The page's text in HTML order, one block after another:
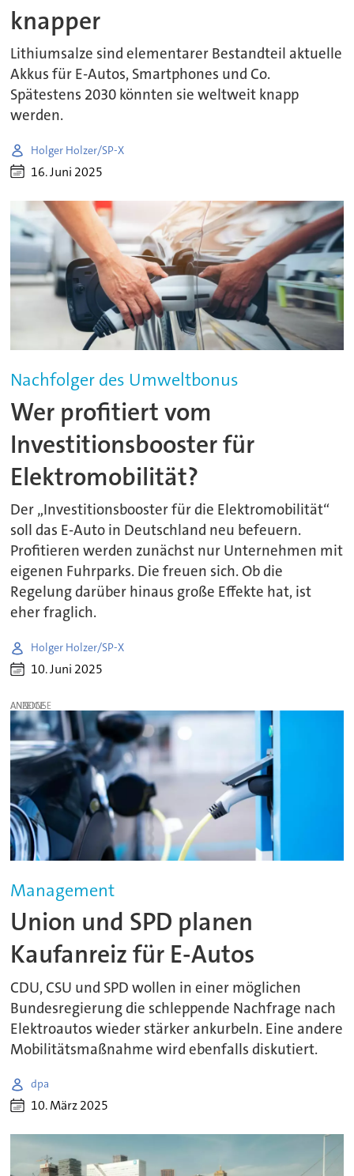
knapper
Lithiumsalze sind elementarer Bestandteil aktuelle
Akkus für E-Autos, Smartphones und Co.
Spätestens 2030 könnten sie weltweit knapp
werden.
Holger Holzer/SP-X
16. Juni 2025
Nachfolger des Umweltbonus
Wer profitiert vom
Investitionsbooster für
Elektromobilität?
Der „Investitionsbooster für die Elektromobilität“
soll das E-Auto in Deutschland neu befeuern.
Profitieren werden zunächst nur Unternehmen mit
eigenen Fuhrparks. Die freuen sich. Ob die
Regelung darüber hinaus große Effekte hat, ist
eher fraglich.
Holger Holzer/SP-X
10. Juni 2025
ANZEIGE
Management
Union und SPD planen
Kaufanreiz für E-Autos
CDU, CSU und SPD wollen in einer möglichen
Bundesregierung die schleppende Nachfrage nach
Elektroautos wieder stärker ankurbeln. Eine andere
Mobilitätsmaßnahme wird ebenfalls diskutiert.
dpa
10. März 2025